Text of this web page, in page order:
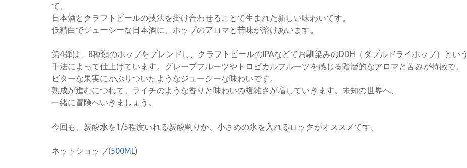
て、
日本酒とクラフトビールの技法を掛け合わせることで生まれた新しい味わいです。
低精白でジューシーな日本酒に、ホップのアロマと苦味が溶けあいます。
第4弾は、8種類のホップをブレンドし、クラフトビールのIPAなどでお馴染みのDDH（ダブルドライホップ）という
手法によって仕上げています。グレープフルーツやトロピカルフルーツを感じる階層的なアロマと苦みが特徴で、
ビターな果実にかぶりついたようなジューシーな味わいです。
熟成が進むにつれて、ライチのような香りと味わいの複雑さが増していきます。未知の世界へ、
一緒に冒険へいきましょう。
今回も、炭酸水を1/5程度いれる炭酸割りか、小さめの氷を入れるロックがオススメです。
ネットショップ(500ML)